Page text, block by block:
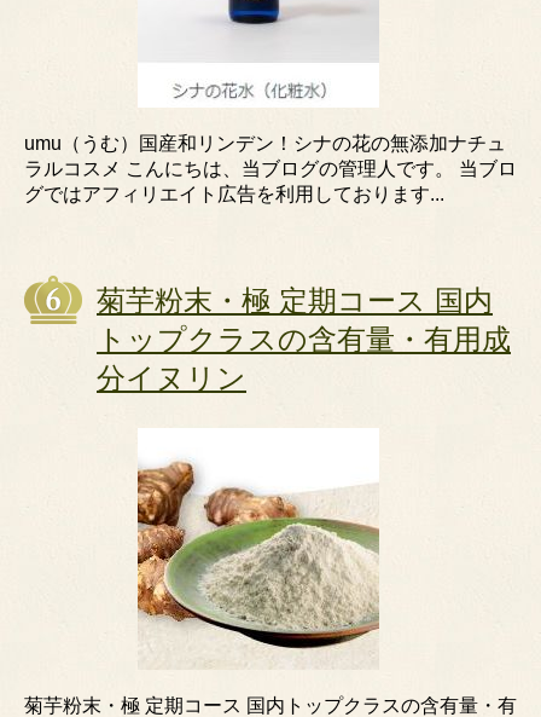
umu（うむ）国産和リンデン！シナの花の無添加ナチュ
ラルコスメ こんにちは、当ブログの管理人です。 当ブロ
グではアフィリエイト広告を利用しております...
菊芋粉末・極 定期コース 国内
トップクラスの含有量・有用成
分イヌリン
菊芋粉末・極 定期コース 国内トップクラスの含有量・有